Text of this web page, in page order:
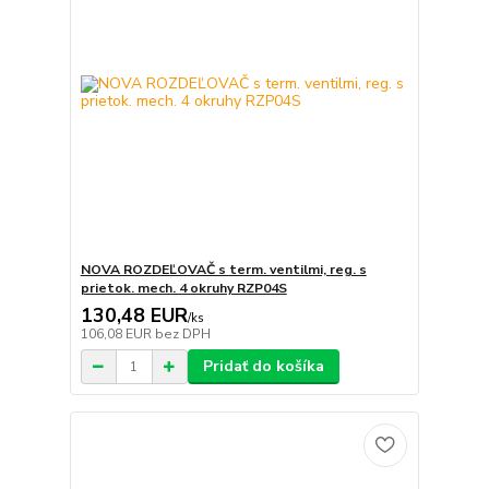
NOVA ROZDEĽOVAČ s term. ventilmi, reg. s
prietok. mech. 4 okruhy RZP04S
130,48 EUR/ks
106,08 EUR bez DPH
Pridať do košíka